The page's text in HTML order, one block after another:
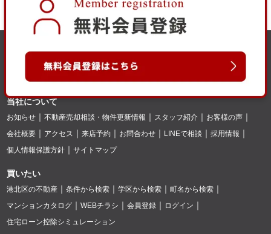
当社について
お知らせ 不動産売却相談・物件更新情報 スタッフ紹介
お客様の声
会社概要
アクセス 来店予約 お問合わせ LINEで相談
採用情報
個人情報保護方針
サイトマップ
買いたい
港北区の不動産 条件から検索 学区から検索
町名から検索
マンションカタログ
WEBチラシ 会員登録
ログイン
住宅ローン控除シミュレーション